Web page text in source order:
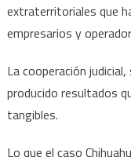
extraterritoriales que
empresarios y
La cooperación
producido resultados
tangibles.
Lo que el caso